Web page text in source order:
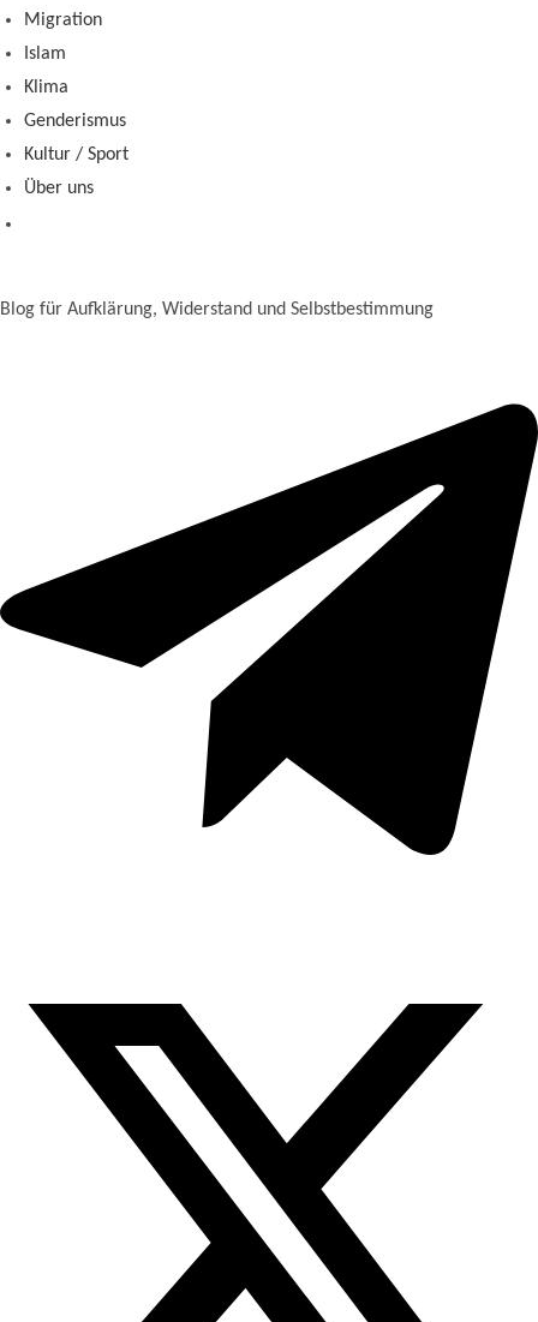
Migration
Islam
Klima
Genderismus
Kultur / Sport
Über uns
Blog für Aufklärung, Widerstand und Selbstbestimmung